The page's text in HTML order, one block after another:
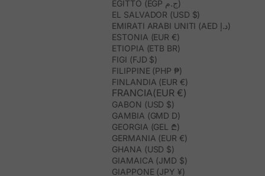
EGITTO (EGP ج.م)
EL SALVADOR (USD $)
EMIRATI ARABI UNITI (AED د.إ)
ESTONIA (EUR €)
ETIOPIA (ETB BR)
FIGI (FJD $)
FILIPPINE (PHP ₱)
FINLANDIA (EUR €)
FRANCIA(EUR €)
GABON (USD $)
GAMBIA (GMD D)
GEORGIA (GEL ₾)
GERMANIA (EUR €)
GHANA (USD $)
GIAMAICA (JMD $)
GIAPPONE (JPY ¥)